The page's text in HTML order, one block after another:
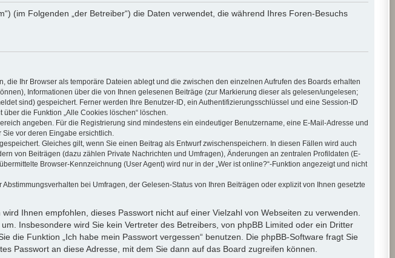
(im Folgenden „der Betreiber“) die Daten verwendet, die während Ihres Foren-Besuchs
Ihr Browser als temporäre Dateien ablegt und die zwischen den einzelnen Aufrufen des Boards erhalten
Informationen über die von Ihnen gelesenen Beiträge (zur Markierung dieser als gelesen/ungelesen;
sind) gespeichert. Ferner werden Ihre Benutzer-ID, ein Authentifizierungsschlüssel und eine Session-ID
die Funktion „Alle Cookies löschen“ löschen.
angeben. Für die Registrierung sind mindestens ein eindeutiger Benutzername, eine E-Mail-Adresse und
vor deren Eingabe ersichtlich.
Gleiches gilt, wenn Sie einen Beitrag als Entwurf zwischenspeichern. In diesen Fällen wird auch
von Beiträgen (dazu zählen Private Nachrichten und Umfragen), Änderungen an zentralen Profildaten (E-
Browser-Kennzeichnung (User Agent) wird nur in der „Wer ist online?“-Funktion angezeigt und nicht
bei Umfragen, der Gelesen-Status von Ihren Beiträgen oder explizit von Ihnen gesetzte
Ihnen empfohlen, dieses Passwort nicht auf einer Vielzahl von Webseiten zu verwenden.
Insbesondere wird Sie kein Vertreter des Betreibers, von phpBB Limited oder ein Dritter
die Funktion „Ich habe mein Passwort vergessen“ benutzen. Die phpBB-Software fragt Sie
Passwort an diese Adresse, mit dem Sie dann auf das Board zugreifen können.